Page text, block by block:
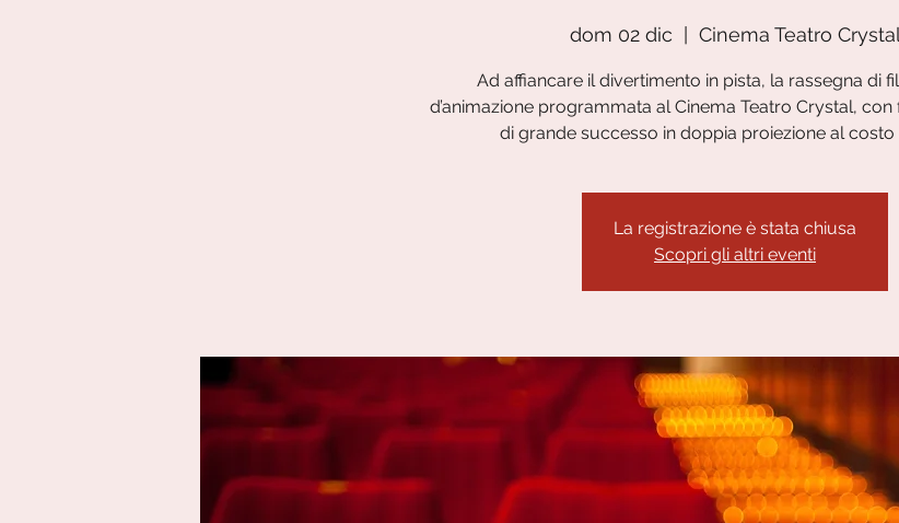
dom 02 dic Cinema Teatro Crystal
Ad affiancare il divertimento in pista, la rassegna di
d’animazione programmata al Cinema Teatro Crystal,
di grande successo in doppia proiezione al costo
La registrazione è stata chiusa
Scopri gli altri eventi